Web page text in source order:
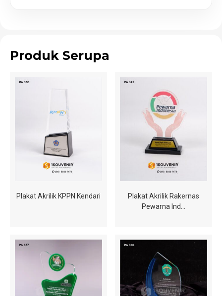
Produk Serupa
Plakat Akrilik KPPN Kendari
Plakat Akrilik Rakernas
Pewarna Ind…